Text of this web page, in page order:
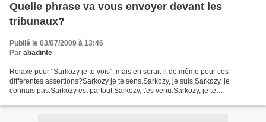
Quelle phrase va vous envoyer devant les
tribunaux?
Publié le 03/07/2009 à 13:46
Par abadinte
Relaxe pour "Sarkozy je te vois", mais en serait-il de même pour ces
différentes assertions?Sarkozy je te sens.Sarkozy, je suis.Sarkozy, je
connais pas.Sarkozy est partout.Sarkozy, t'es venu.Sarkozy, je te